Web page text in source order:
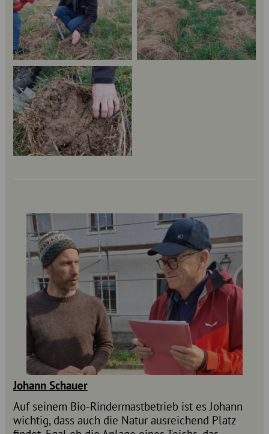
Johann Schauer
Auf seinem Bio-Rindermastbetrieb ist es Johann
wichtig, dass auch die Natur ausreichend Platz